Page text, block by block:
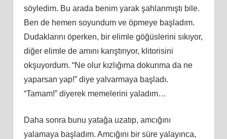
söyledim. Bu arada benim yarak şahlanmıştı bile.
Ben de hemen soyundum ve öpmeye başladım.
Dudaklarını öperken, bir elimle göğüslerini sıkıyor,
diğer elimle de amını karıştırıyor, klitorisini
okşuyordum. “Ne olur kızlığıma dokunma da ne
yaparsan yap!” diye yalvarmaya başladı.
“Tamam!” diyerek memelerini yaladım…
Daha sonra bunu yatağa uzatıp, amcığını
yalamaya başladım. Amcığını bir süre yalayınca,